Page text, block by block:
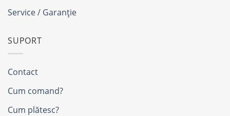
Service / Garanție
SUPORT
Contact
Cum comand?
Cum plătesc?